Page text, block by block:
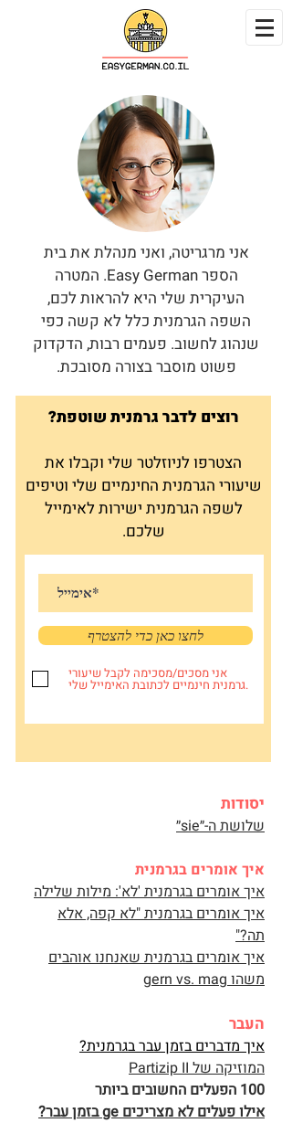
אני מרגריטה, ואני מנהלת את בית
הספר Easy German. המטרה
העיקרית שלי היא להראות לכם,
השפה הגרמנית כלל לא קשה כפי
שנהוג לחשוב. פעמים רבות, הדקדוק
פשוט מוסבר בצורה מסובכת.
רוצים לדבר גרמנית שוטפת?
הצטרפו לניוזלטר שלי וקבלו את
שיעורי הגרמנית החינמיים שלי וטיפים
לשפה הגרמנית ישירות לאימייל
שלכם.
לחצו כאן כדי להצטרף
אני מסכים/מסכימה לקבל שיעורי
גרמנית חינמיים לכתובת האימייל שלי.
יסודות
שלושת ה-״sie״
איך אומרים בגרמנית
איך אומרים בגרמנית 'לא': מילות שלילה
איך אומרים בגרמנית "לא קפה, אלא
תה?"
איך אומרים בגרמנית שאנחנו אוהבים
משהו gern vs. mag
העבר
איך מדברים בזמן עבר בגרמנית?
המוזיקה של Partizip II
100 הפעלים החשובים ביותר
אילו פעלים לא מצריכים ge בזמן עבר?